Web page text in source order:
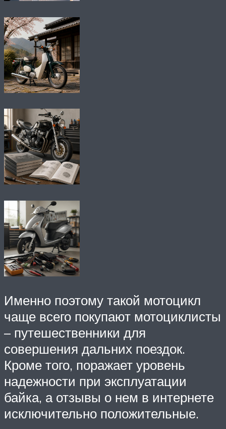
Именно поэтому такой мотоцикл
чаще всего покупают мотоциклисты
– путешественники для
совершения дальних поездок.
Кроме того, поражает уровень
надежности при эксплуатации
байка, а отзывы о нем в интернете
исключительно положительные.